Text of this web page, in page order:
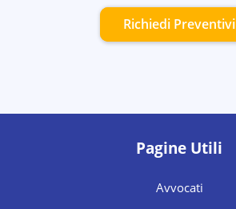
Richiedi Preventivi
Pagine Utili
Avvocati